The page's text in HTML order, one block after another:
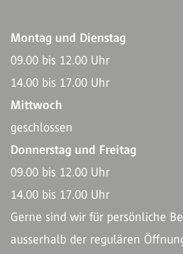
Montag und Dienstag
09.00 bis 12.00 Uhr
14.00 bis 17.00 Uhr
Mittwoch
geschlossen
Donnerstag und Freitag
09.00 bis 12.00 Uhr
14.00 bis 17.00 Uhr
Gerne sind wir für persönliche
ausserhalb der regulären